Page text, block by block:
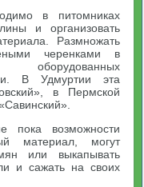
в питомниках
и организовать
Размножать
черенками в
В Удмуртии эта
в Пермской
пока возможности
материал, могут
или выкапывать
и сажать на своих